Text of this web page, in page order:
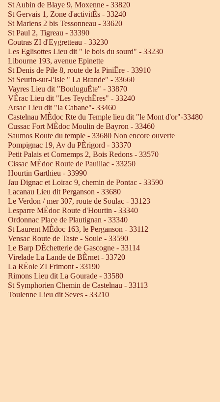
St Aubin de Blaye 9, Moxenne - 33820
St Gervais 1, Zone d'activitÈs - 33240
St Mariens 2 bis Tessonneau - 33620
St Paul 2, Tigreau - 33390
Coutras ZI d'Eygretteau - 33230
Les Eglisottes Lieu dit " le bois du sourd" - 33230
Libourne 193, avenue Epinette
St Denis de Pile 8, route de la PiniËre - 33910
St Seurin-sur-l'Isle " La Brande" - 33660
Vayres Lieu dit "BouluguËte" - 33870
VÈrac Lieu dit "Les TeychËres" - 33240
Arsac Lieu dit "la Cabane"- 33460
Castelnau MÈdoc Rte du Temple lieu dit "le Mont d'or"-33480
Cussac Fort MÈdoc Moulin de Bayron - 33460
Saumos Route du temple - 33680 Non encore ouverte
Pompignac 19, Av du PÈrigord - 33370
Petit Palais et Cornemps 2, Bois Redons - 33570
Cissac MÈdoc Route de Pauillac - 33250
Hourtin Garthieu - 33990
Jau Dignac et Loirac 9, chemin de Pontac - 33590
Lacanau Lieu dit Perganson - 33680
Le Verdon / mer 307, route de Soulac - 33123
Lesparre MÈdoc Route d'Hourtin - 33340
Ordonnac Place de Plautignan - 33340
St Laurent MÈdoc 163, le Perganson - 33112
Vensac Route de Taste - Soule - 33590
Le Barp DÈchetterie de Gascogne - 33114
Virelade La Lande de BÈrnet - 33720
La RÈole ZI Frimont - 33190
Rimons Lieu dit La Gourade - 33580
St Symphorien Chemin de Castelnau - 33113
Toulenne Lieu dit Seves - 33210